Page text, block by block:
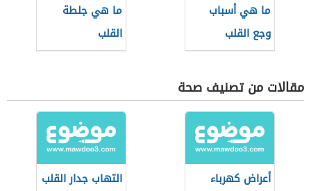
ما هي أسباب
وجع القلب
ما هي جلطة
القلب
مقالات من تصنيف صحة
أعراض كهرباء
التهاب جدار القلب